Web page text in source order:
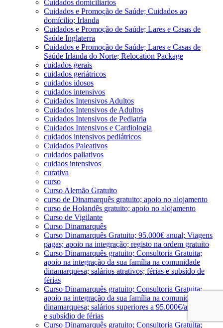
Cuidados domiciliarios
Cuidados e Promoção de Saúde; Cuidados ao
domícilio; Irlanda
Cuidados e Promoção de Saúde; Lares e Casas de
Saúde Inglaterra
Cuidados e Promoção de Saúde; Lares e Casas de
Saúde Irlanda do Norte; Relocation Package
cuidados gerais
cuidados geriátricos
cuidados idosos
cuidados intensivos
Cuidados Intensivos Adultos
Cuidados Intensivos de Adultos
Cuidados Intensivos de Pediatria
Cuidados Intensivos e Cardiologia
cuidados intensivos pediátricos
Cuidados Paleativos
cuidados paliativos
cuidaos intensivos
curativa
curso
Curso Alemão Gratuito
curso de Dinamarquês gratuito; apoio no alojamento
curso de Holandês gratuito; apoio no alojamento
Curso de Vigilante
Curso Dinamarquês
Curso Dinamarquês Gratuito; 95.000€ anual; Viagens
pagas; apoio na integração; registo na ordem gratuito
Curso Dinamarquês gratuito; Consultoria Gratuita;
apoio na integração da sua família na comunidade
dinamarquesa; salários atrativos; férias e subsído de
férias
Curso Dinamarquês gratuito; Consultoria Gratuita;
apoio na integração da sua família na comunidade
dinamarquesa; salários superiores a 95.000€/ano; férias
e subsídio de férias
Curso Dinamarquês gratuito; Consultoria Gratuita;